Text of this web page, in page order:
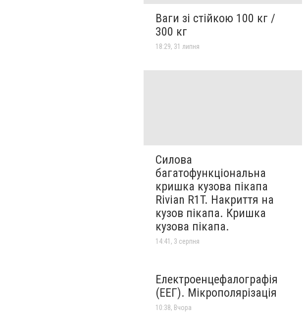
Ваги зі стійкою 100 кг /
300 кг
18:29, 31 липня
Силова
багатофункціональна
кришка кузова пікапа
Rivian R1T. Накриття на
кузов пікапа. Кришка
кузова пікапа.
14:41, 3 серпня
Електроенцефалографія
(ЕЕГ). Мікрополярізація
10:38, Вчора